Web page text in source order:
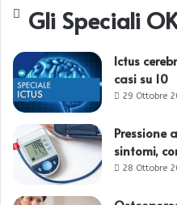
Gli Speciali
Ictus
casi su 10
29 Ottobre
Pressione
sintomi,
28 Ottobre